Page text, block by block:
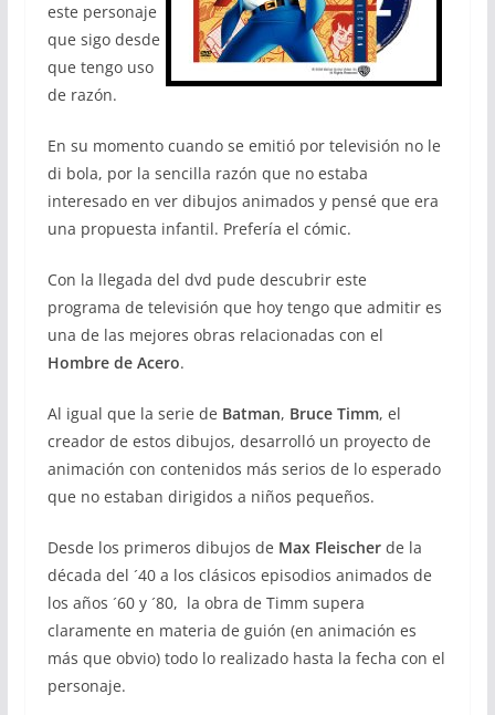
este personaje
que sigo desde
que tengo uso
de razón.
En su momento cuando se emitió por televisión no le
di bola, por la sencilla razón que no estaba
interesado en ver dibujos animados y pensé que era
una propuesta infantil. Prefería el cómic.
Con la llegada del dvd pude descubrir este
programa de televisión que hoy tengo que admitir es
una de las mejores obras relacionadas con el
Hombre de Acero.
Al igual que la serie de Batman, Bruce Timm, el
creador de estos dibujos, desarrolló un proyecto de
animación con contenidos más serios de lo esperado
que no estaban dirigidos a niños pequeños.
Desde los primeros dibujos de Max Fleischerde la
década del ´40 a los clásicos episodios animados de
los años ´60 y ´80, la obra de Timm supera
claramente en materia de guión (en animación es
más que obvio) todo lo realizado hasta la fecha con el
personaje.